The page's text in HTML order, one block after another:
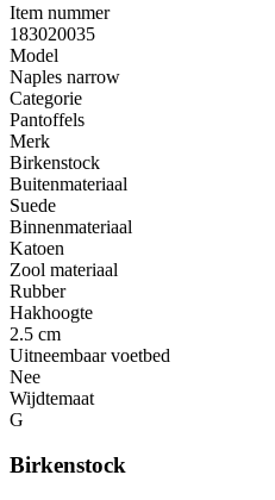
Item nummer
183020035
Model
Naples narrow
Categorie
Pantoffels
Merk
Birkenstock
Buitenmateriaal
Suede
Binnenmateriaal
Katoen
Zool materiaal
Rubber
Hakhoogte
2.5 cm
Uitneembaar voetbed
Nee
Wijdtemaat
G
Birkenstock